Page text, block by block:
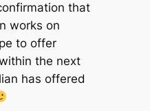
that
works on
to offer
the next
has offered